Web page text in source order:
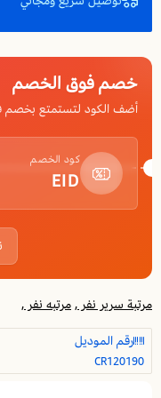
خصم فوق الخصم
أضف الكود لتستمتع
كود الخصم
EID
مرتبة سرير نفر ,مرتبه نفر ,
رقم الموديل
CR120190